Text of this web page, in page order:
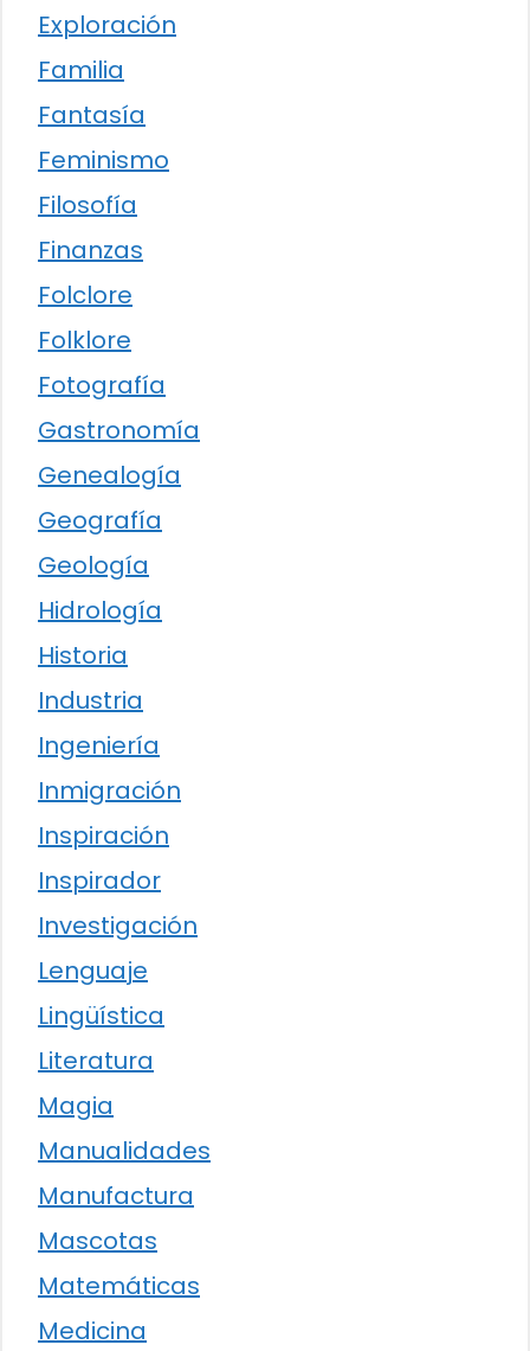
Exploración
Familia
Fantasía
Feminismo
Filosofía
Finanzas
Folclore
Folklore
Fotografía
Gastronomía
Genealogía
Geografía
Geología
Hidrología
Historia
Industria
Ingeniería
Inmigración
Inspiración
Inspirador
Investigación
Lenguaje
Lingüística
Literatura
Magia
Manualidades
Manufactura
Mascotas
Matemáticas
Medicina